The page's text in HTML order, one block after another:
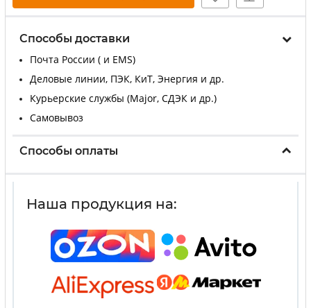
Способы доставки
Почта России ( и EMS)
Деловые линии, ПЭК, КиТ, Энергия и др.
Курьерские службы (Major, СДЭК и др.)
Самовывоз
Способы оплаты
Наша продукция на: